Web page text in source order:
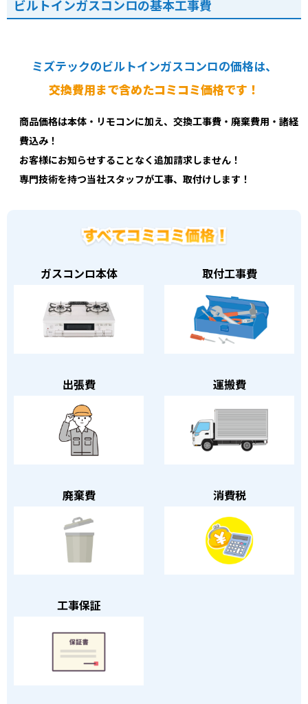
ビルトインガスコンロの基本工事費
ミズテックのビルトインガスコンロの価格は、
交換費用まで含めたコミコミ価格です！
商品価格は本体・リモコンに加え、交換工事費・廃棄費用・諸経
費込み！
お客様にお知らせすることなく追加請求しません！
専門技術を持つ当社スタッフが工事、取付けします！
ガスコンロ本体 取付工事費
出張費 運搬費
廃棄費 消費税
工事保証